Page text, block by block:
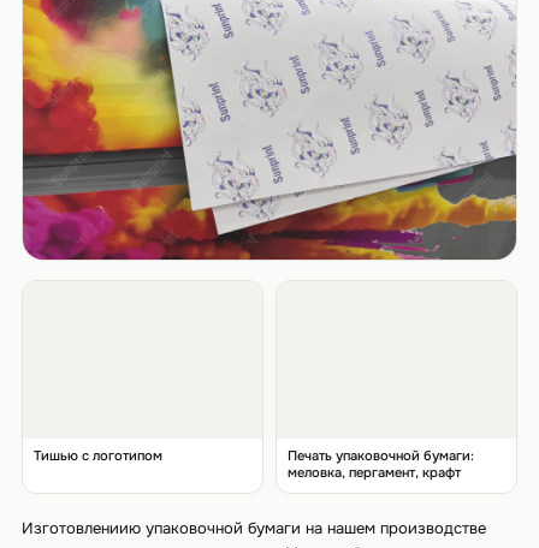
Тишью с логотипом
Печать упаковочной бумаги:
меловка, пергамент, крафт
Изготовлениию упаковочной бумаги на нашем производстве